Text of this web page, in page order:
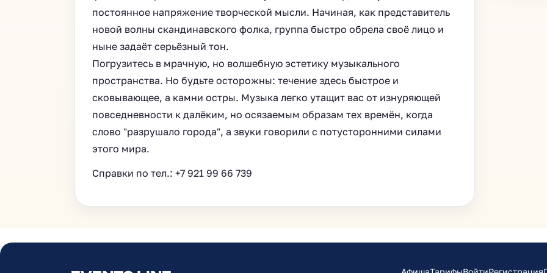
постоянное напряжение творческой мысли. Начиная, как представитель
новой волны скандинавского фолка, группа быстро обрела своë лицо и
ныне задаëт серьëзный тон.
Погрузитесь в мрачную, но волшебную эстетику музыкального
пространства. Но будьте осторожны: течение здесь быстрое и
сковывающее, а камни остры. Музыка легко утащит вас от изнуряющей
повседневности к далëким, но осязаемым образам тех времëн, когда
слово "разрушало города", а звуки говорили с потусторонними силами
этого мира.
Справки по тел.: +7 921 99 66 739